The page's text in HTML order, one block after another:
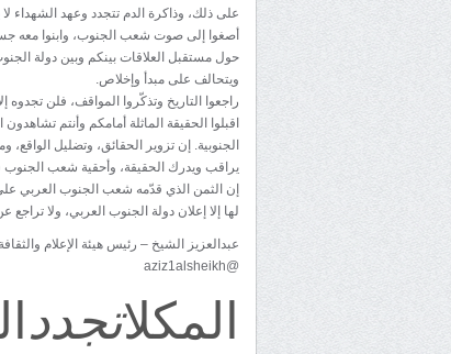
على ذلك، وذاكرة الدم تتجدد وعهد الشهداء
أصغوا إلى صوت شعب الجنوب، وابنوا معه جسور
حول مستقبل العلاقات بينكم وبين دولة
ويتحالف على مبدأ وإخلاص.
راجعوا التاريخ وتذكّروا المواقف، فلن
اقبلوا الحقيقة الماثلة أمامكم وأنتم
الجنوبية. إن تزوير الحقائق، وتضليل
يراقب ويدرك الحقيقة، وأحقية شعب الجنوب
إن الثمن الذي قدّمه شعب الجنوب العربي
لها إلا إعلان دولة الجنوب العربي، ولا
عبدالعزيز الشيخ – رئيس هيئة الإعلام والثقافة
@aziz1alsheikh
المكلاتجدد